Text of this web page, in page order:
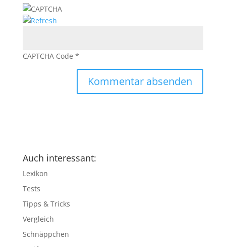
CAPTCHA Code *
Auch interessant:
Lexikon
Tests
Tipps & Tricks
Vergleich
Schnäppchen